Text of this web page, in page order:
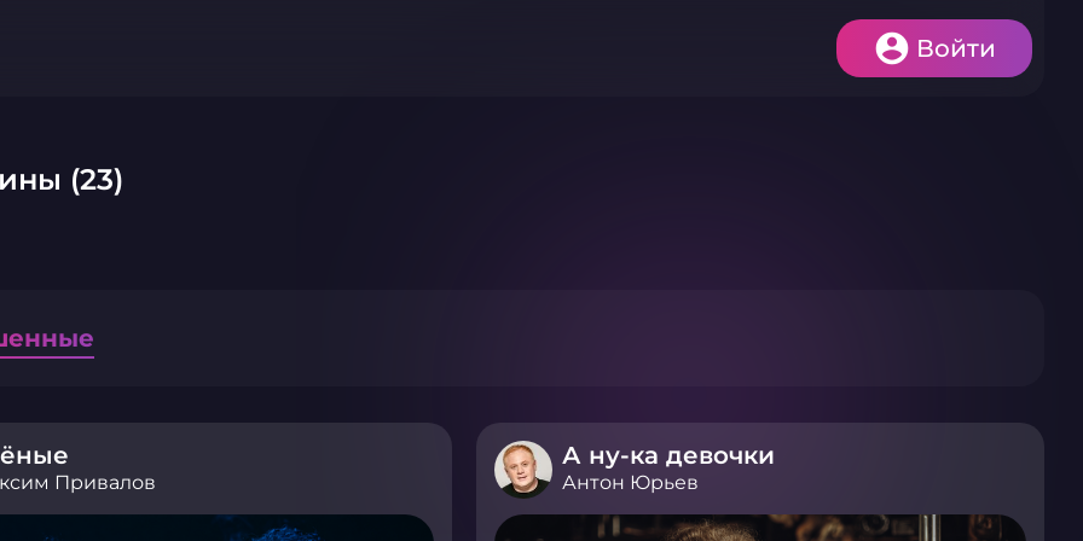
Войти
(23)
Привалов
А ну-ка девочки
Антон Юрьев